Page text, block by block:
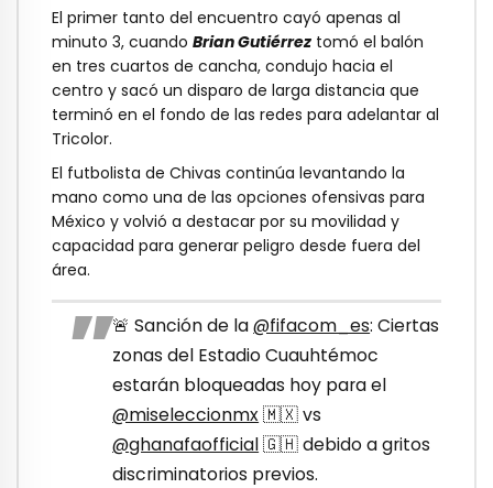
El primer tanto del encuentro cayó apenas al
minuto 3, cuando Brian Gutiérrez tomó el balón
en tres cuartos de cancha, condujo hacia el
centro y sacó un disparo de larga distancia que
terminó en el fondo de las redes para adelantar al
Tricolor.
El futbolista de Chivas continúa levantando la
mano como una de las opciones ofensivas para
México y volvió a destacar por su movilidad y
capacidad para generar peligro desde fuera del
área.
🚨 Sanción de la@fifacom_es: Ciertas
zonas del Estadio Cuauhtémoc
estarán bloqueadas hoy para el
@miseleccionmx 🇲🇽 vs
@ghanafaofficial🇬🇭 debido a gritos
discriminatorios previos.